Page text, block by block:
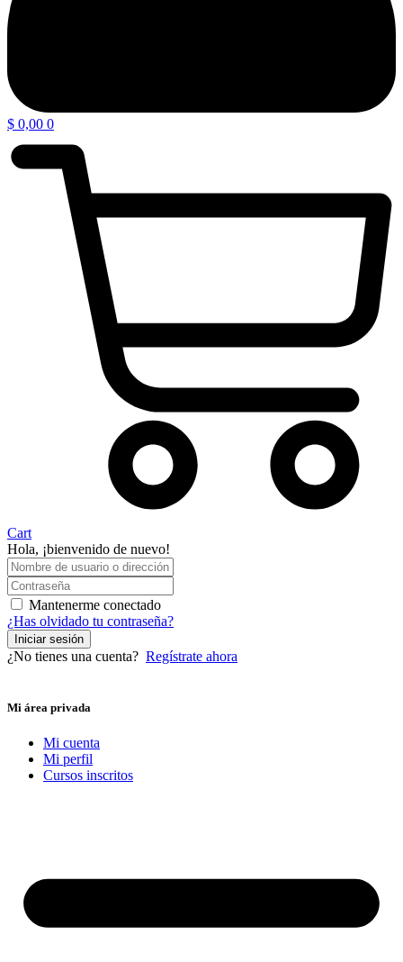
$ 0,00 0
Cart
Hola, ¡bienvenido de nuevo!
Mantenerme conectado
¿Has olvidado tu contraseña?
Iniciar sesión
¿No tienes una cuenta? Regístrate ahora
Mi área privada
Mi cuenta
Mi perfil
Cursos inscritos